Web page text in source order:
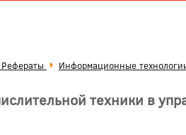
Информационные
техники в